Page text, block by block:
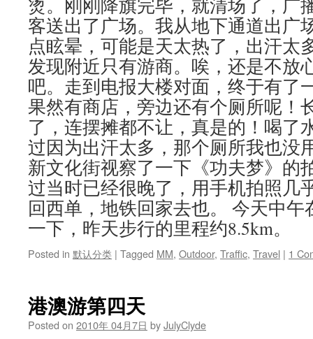
烫。刚刚降旗完毕，就清场了，广
客送出了广场。我从地下通道出广
点眩晕，可能是天太热了，出汗太
发现附近只有游商。唉，还是不放
吧。走到电报大楼对面，终于有了
果然有商店，旁边还有个厕所呢！
了，连摆摊都不让，真是的！喝了
过因为出汗太多，那个厕所我也没
新文化街视察了一下《功夫梦》的
过当时已经很晚了，用手机拍照几
回西单，地铁回家去也。 今天中午
一下，昨天步行的里程约8.5km。
Posted in 默认分类 | Tagged MM, Outdoor, Traffic, Travel | 1
港澳游第四天
Posted on 2010年 04月7日 byJulyClyde